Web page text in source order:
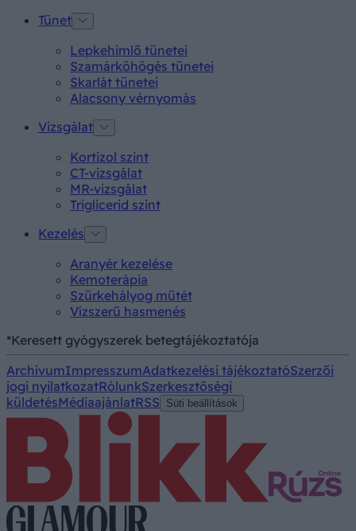
Tünet
Lepkehimlő tünetei
Szamárköhögés tünetei
Skarlát tünetei
Alacsony vérnyomás
Vizsgálat
Kortizol szint
CT-vizsgálat
MR-vizsgálat
Triglicerid szint
Kezelés
Aranyér kezelése
Kemoterápia
Szürkehályog műtét
Vízszerű hasmenés
*Keresett gyógyszerek betegtájékoztatója
ArchívumImpresszumAdatkezelési tájékoztatóSzerzői
jogi nyilatkozatRólunkSzerkesztőségi
küldetésMédiaajánlatRSS Süti beállítások